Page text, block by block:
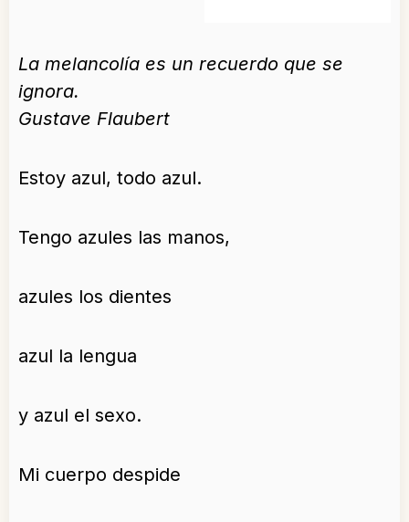
La melancolía es un recuerdo que se
ignora.
Gustave Flaubert
Estoy azul, todo azul.
Tengo azules las manos,
azules los dientes
azul la lengua
y azul el sexo.
Mi cuerpo despide